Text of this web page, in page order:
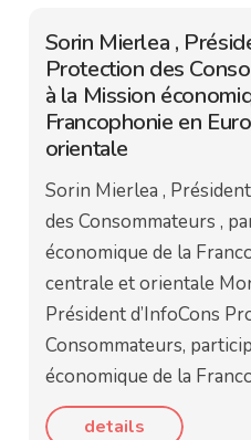
Sorin Mierlea ,
Protection des
à la Mission
Francophonie en
orientale
Sorin Mierlea ,
des Consommateurs ,
économique de la
centrale et orientale
Président d’InfoCons
Consommateurs,
économique de la
details